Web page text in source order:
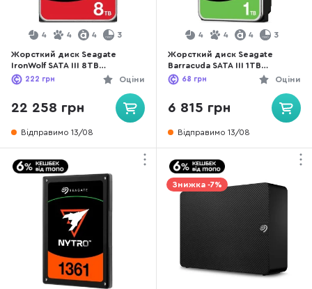
4 4 4 3
Жорсткий диск Seagate
IronWolf SATA III 8TB
(ST8000VN002)
Оціни
222 грн
22 258 грн
Відправимо 13/08
4 4 4 3
Жорсткий диск Seagate
Barracuda SATA III 1TB
(ST1000DM014)
Оціни
68 грн
6 815 грн
Відправимо 13/08
Знижка -7%